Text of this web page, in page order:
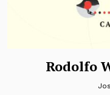
Rodolfo